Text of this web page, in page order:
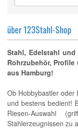
über 123Stahl-Shop
Stahl, Edelstahl und
Rohrzubehör, Profile
aus Hamburg!
Ob Hobbybastler oder
und bestens bedient!
Riesen-Auswahl
Stahlerzeugnissen zu